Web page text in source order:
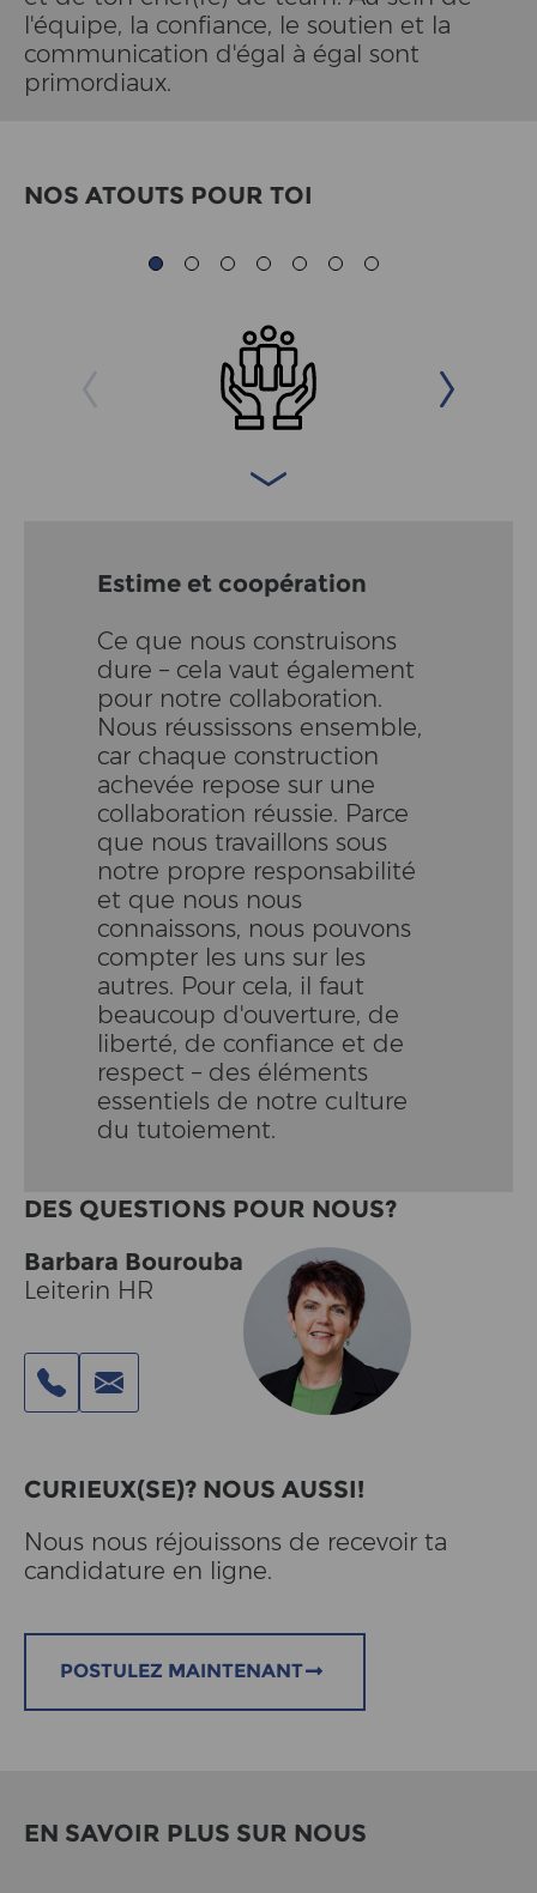
l'équipe, la confiance, le soutien et la
communication d'égal à égal sont
primordiaux.
NOS ATOUTS POUR TOI
Estime et coopération
Ce que nous construisons
dure – cela vaut également
pour notre collaboration.
Nous réussissons ensemble,
car chaque construction
achevée repose sur une
collaboration réussie. Parce
que nous travaillons sous
notre propre responsabilité
et que nous nous
connaissons, nous pouvons
compter les uns sur les
autres. Pour cela, il faut
beaucoup d'ouverture, de
liberté, de confiance et de
respect – des éléments
essentiels de notre culture
du tutoiement.
DES QUESTIONS POUR NOUS?
Barbara Bourouba
Leiterin HR
CURIEUX(SE)? NOUS AUSSI!
Nous nous réjouissons de recevoir ta
candidature en ligne.
POSTULEZ MAINTENANT
EN SAVOIR PLUS SUR NOUS